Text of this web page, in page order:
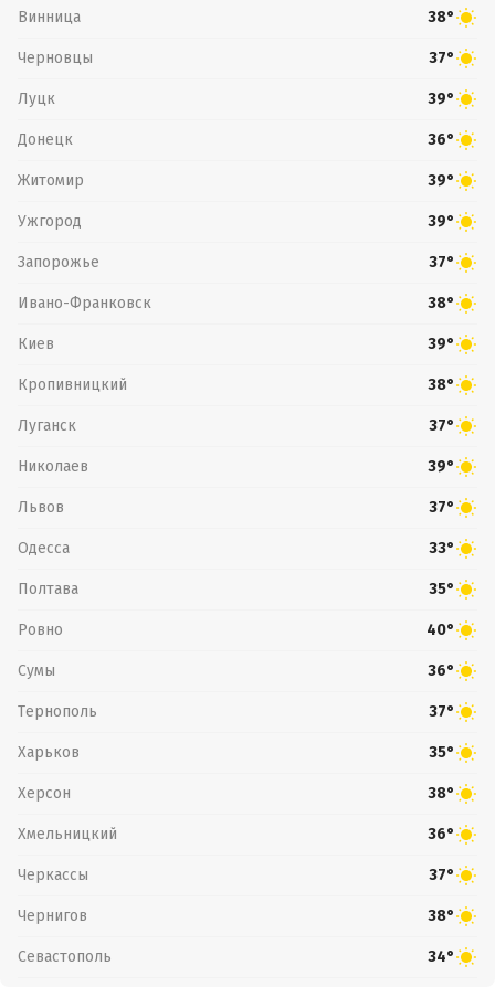
Винница 38°
Черновцы 37°
Луцк 39°
Донецк 36°
Житомир 39°
Ужгород 39°
Запорожье 37°
Ивано-Франковск 38°
Киев 39°
Кропивницкий 38°
Луганск 37°
Николаев 39°
Львов 37°
Одесса 33°
Полтава 35°
Ровно 40°
Сумы 36°
Тернополь 37°
Харьков 35°
Херсон 38°
Хмельницкий 36°
Черкассы 37°
Чернигов 38°
Севастополь 34°